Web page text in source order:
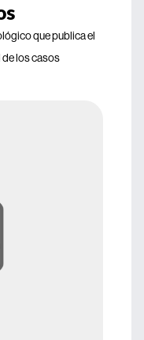
que publica el
de los casos